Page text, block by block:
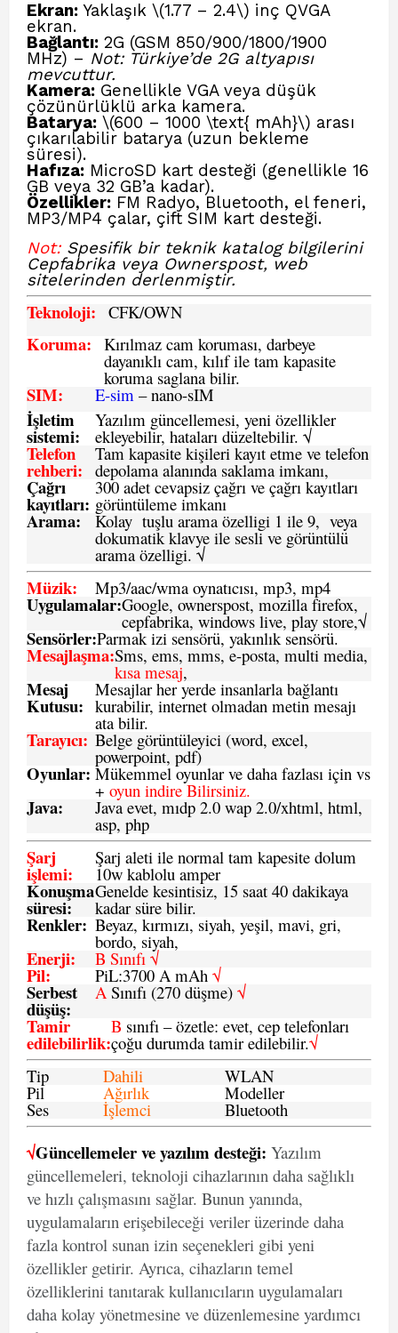
Ekran: Yaklaşık \(1.77 – 2.4\) inç QVGA
ekran.
Bağlantı: 2G (GSM 850/900/1800/1900
MHz) – Not: Türkiye’de 2G altyapısı
mevcuttur.
Kamera: Genellikle VGA veya düşük
çözünürlüklü arka kamera.
Batarya: \(600 – 1000 \text{ mAh}\) arası
çıkarılabilir batarya (uzun bekleme
süresi).
Hafıza: MicroSD kart desteği (genellikle 16
GB veya 32 GB’a kadar).
Özellikler: FM Radyo, Bluetooth, el feneri,
MP3/MP4 çalar, çift SIM kart desteği.
Not: Spesifik bir teknik katalog bilgilerini
Cepfabrika veya Ownerspost, web
sitelerinden derlenmiştir.
Teknoloji: CFK/OWN
Koruma: Kırılmaz cam koruması, darbeye
dayanıklı cam, kılıf ile tam kapasite
koruma saglana bilir.
SIM: E-sim – nano-sIM
İşletim
sistemi:
Yazılım güncellemesi, yeni özellikler
ekleyebilir, hataları düzeltebilir. √
Telefon
rehberi:
Tam kapasite kişileri kayıt etme ve telefon
depolama alanında saklama imkanı,
Çağrı
kayıtları:
300 adet cevapsiz çağrı ve çağrı kayıtları
görüntüleme imkanı
Arama: Kolay tuşlu arama özelligi 1 ile 9, veya
dokumatik klavye ile sesli ve görüntülü
arama özelligi. √
Müzik: Mp3/aac/wma oynatıcısı, mp3, mp4
Uygulamalar:Google, ownerspost, mozilla firefox,
cepfabrika, windows live, play store,√
Sensörler:Parmak izi sensörü, yakınlık sensörü.
Mesajlaşma:Sms, ems, mms, e-posta, multi media,
kısa mesaj,
Mesaj
Kutusu:
Mesajlar her yerde insanlarla bağlantı
kurabilir, internet olmadan metin mesajı
ata bilir.
Tarayıcı: Belge görüntüleyici (word, excel,
powerpoint, pdf)
Oyunlar: Mükemmel oyunlar ve daha fazlası için vs
+ oyun indire Bilirsiniz.
Java: Java evet, mıdp 2.0 wap 2.0/xhtml, html,
asp, php
Şarj
işlemi:
Şarj aleti ile normal tam kapesite dolum
10w kablolu amper
Konuşma
süresi:
Genelde kesintisiz, 15 saat 40 dakikaya
kadar süre bilir.
Renkler: Beyaz, kırmızı, siyah, yeşil, mavi, gri,
bordo, siyah,
Enerji: B Sınıfı √
Pil: PiL:3700 A mAh √
Serbest
düşüş:
ASınıfı (270 düşme) √
Tamir
edilebilirlik:
B sınıfı – özetle: evet, cep telefonları
çoğu durumda tamir edilebilir.√
Tip
Dahili WLAN
Pil Ağırlık Modeller
Ses İşlemci Bluetooth
√Güncellemeler ve yazılım desteği: Yazılım
güncellemeleri, teknoloji cihazlarının daha sağlıklı
ve hızlı çalışmasını sağlar. Bunun yanında,
uygulamaların erişebileceği veriler üzerinde daha
fazla kontrol sunan izin seçenekleri gibi yeni
özellikler getirir. Ayrıca, cihazların temel
özelliklerini tanıtarak kullanıcıların uygulamaları
daha kolay yönetmesine ve düzenlemesine yardımcı